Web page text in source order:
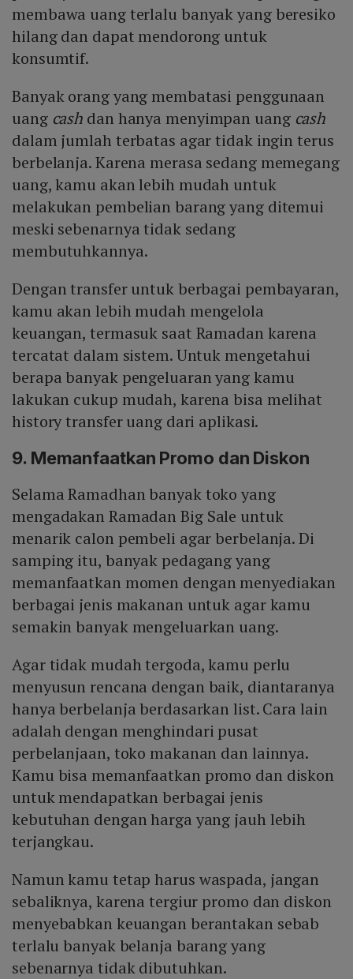
membawa uang terlalu banyak yang beresiko
hilang dan dapat mendorong untuk
konsumtif.
Banyak orang yang membatasi penggunaan
uang cash dan hanya menyimpan uang cash
dalam jumlah terbatas agar tidak ingin terus
berbelanja. Karena merasa sedang memegang
uang, kamu akan lebih mudah untuk
melakukan pembelian barang yang ditemui
meski sebenarnya tidak sedang
membutuhkannya.
Dengan transfer untuk berbagai pembayaran,
kamu akan lebih mudah mengelola
keuangan, termasuk saat Ramadan karena
tercatat dalam sistem. Untuk mengetahui
berapa banyak pengeluaran yang kamu
lakukan cukup mudah, karena bisa melihat
history transfer uang dari aplikasi.
9. Memanfaatkan Promo dan Diskon
Selama Ramadhan banyak toko yang
mengadakan Ramadan Big Sale untuk
menarik calon pembeli agar berbelanja. Di
samping itu, banyak pedagang yang
memanfaatkan momen dengan menyediakan
berbagai jenis makanan untuk agar kamu
semakin banyak mengeluarkan uang.
Agar tidak mudah tergoda, kamu perlu
menyusun rencana dengan baik, diantaranya
hanya berbelanja berdasarkan list. Cara lain
adalah dengan menghindari pusat
perbelanjaan, toko makanan dan lainnya.
Kamu bisa memanfaatkan promo dan diskon
untuk mendapatkan berbagai jenis
kebutuhan dengan harga yang jauh lebih
terjangkau.
Namun kamu tetap harus waspada, jangan
sebaliknya, karena tergiur promo dan diskon
menyebabkan keuangan berantakan sebab
terlalu banyak belanja barang yang
sebenarnya tidak dibutuhkan.